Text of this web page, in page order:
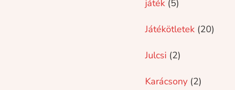
játék (5)
Játékötletek (20)
Julcsi (2)
Karácsony (2)